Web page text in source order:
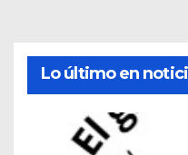
Lo último en